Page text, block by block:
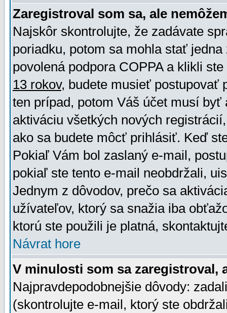
Zaregistroval som sa, ale
Najskôr skontrolujte, že zadávate
poriadku, potom sa mohla stať
povolená podpora COPPA a klikli
13 rokov, budete musieť postupovať
ten prípad, potom Váš účet musí
aktiváciu všetkých nových
ako sa budete môcť prihlásiť. Keď
Pokiaľ Vám bol zaslaný e-mail,
pokiaľ ste tento e-mail neobdržali,
Jednym z dôvodov, prečo sa
užívateľov, ktorý sa snažia iba
ktorú ste použili je platná,
Návrat hore
V minulosti som sa zaregistroval,
Najpravdepodobnejšie dôvody:
(skontrolujte e-mail, ktorý ste